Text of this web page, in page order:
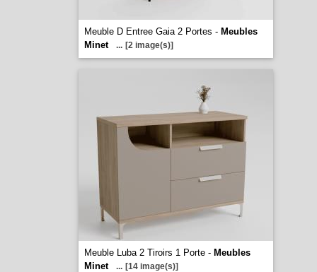
Meuble D Entree Gaia 2 Portes - Meubles
Minet
... [2 image(s)]
Meuble Luba 2 Tiroirs 1 Porte - Meubles
Minet
... [14 image(s)]